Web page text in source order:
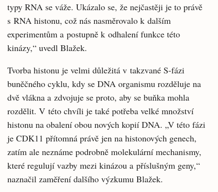
typy RNA se váže. Ukázalo se, že nejčastěji je to právě
s RNA histonu, což nás nasměrovalo k dalším
experimentům a postupně k odhalení funkce této
kinázy,“ uvedl Blažek.
Tvorba histonu je velmi důležitá v takzvané S-fázi
buněčného cyklu, kdy se DNA organismu rozděluje na
dvě vlákna a zdvojuje se proto, aby se buňka mohla
rozdělit. V této chvíli je také potřeba velké množství
histonu na obalení obou nových kopií DNA. „V této fázi
je CDK11 přítomná právě jen na histonových genech,
zatím ale neznáme podrobně molekulární mechanismy,
které regulují vazby mezi kinázou a příslušným geny,“
naznačil zaměření dalšího výzkumu Blažek.